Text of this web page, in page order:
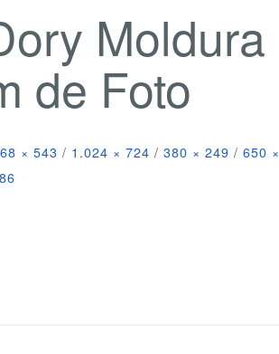
Moldura
de Foto
× 543 / 1.024 × 724 / 380 × 249 / 650 ×